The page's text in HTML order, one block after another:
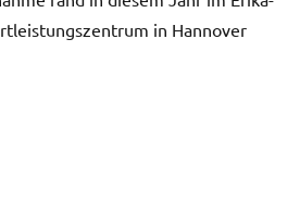
in Hannover